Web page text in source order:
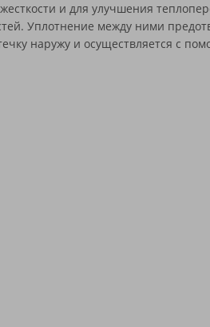
и для улучшения
Уплотнение между ними
наружу и осуществляется с